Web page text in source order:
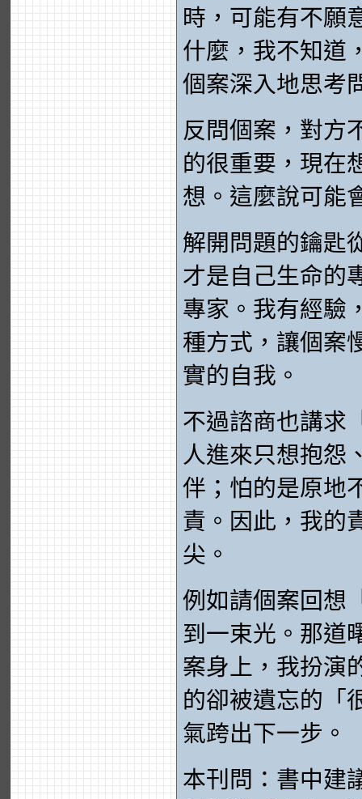
時，可能有不願
什麼，我不知道
個案深入地思考
反問個案，對方
的很重要，現在
想。這麼說可能
解開問題的鑰匙
才是自己生命的
專家。我有經
種方式，讓個案
實的自我。
不過諮商也講求
人進來只想抱怨
伴；怕的是原地
責。因此，我的
尖。
例如請個案回想
到一束光。那道
案身上，我扮演
的卻被遺忘的「
氣跨出下一步。
本刊問：書中建